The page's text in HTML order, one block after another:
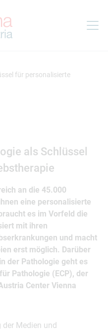
für personalisierte
als Schlüssel
an die 45.000
eine personalisierte
es im Vorfeld die
mit ihren
und macht
erst möglich. Darüber
der Pathologie geht es
Pathologie (ECP), der
Center Vienna
der Medien und